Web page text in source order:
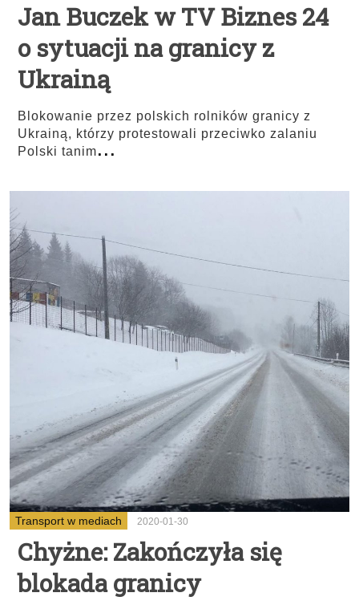
Jan Buczek w TV Biznes 24
o sytuacji na granicy z
Ukrainą
Blokowanie przez polskich rolników granicy z
Ukrainą, którzy protestowali przeciwko zalaniu
Polski tanim...
Transport w mediach 2020-01-30
Chyżne: Zakończyła się
blokada granicy